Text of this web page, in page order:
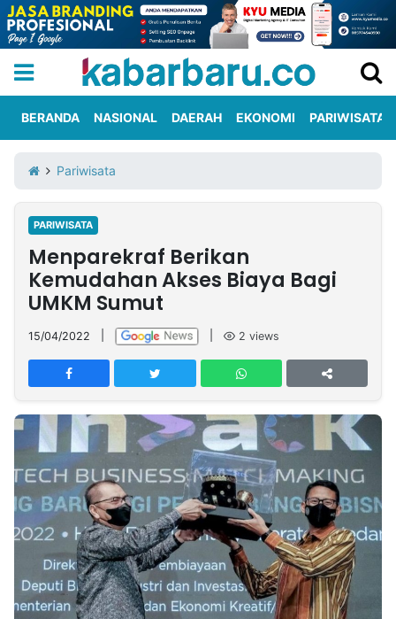
Iklan
Berita
Kami
Nasional
International
Olahraga
Entertainment
Daerah
Pariwisata
Kuliner
Kolom
Network
PT
TREETAN
INDONESIA
Partner
Insight
NTB
Suara
Time
Lens
IDN
Daily
Jogja
Jalan
Rakyat
Idealita
News
Kita
Notice
Dinamikapost.com
Radar
Baru
Seedbacklink
Follow
Kabarbaru
BERANDA NASIONAL DAERAH EKONOMI PARIWISATA
Pariwisata
PARIWISATA
Menparekraf Berikan
Kemudahan Akses Biaya Bagi
UMKM Sumut
15/04/2022 2 views